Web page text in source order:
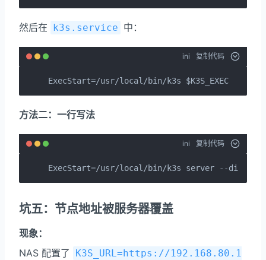
然后在 k3s.service 中：
ini 复制代码
ExecStart=/usr/local/bin/k3s $K3S_EXEC
方法二：一行写法
ini 复制代码
ExecStart=/usr/local/bin/k3s server --
坑五：节点地址被服务器覆盖
现象：
NAS 配置了
K3S_URL=https://192.168.80.1